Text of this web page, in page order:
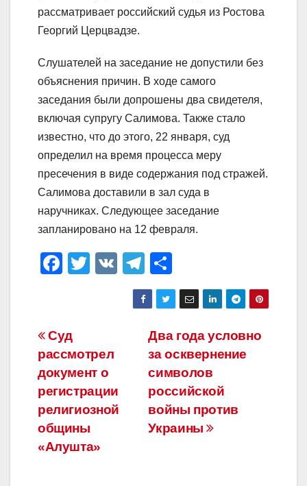
рассматривает российский судья из Ростова
Георгий Церцвадзе.
Слушателей на заседание не допустили без
объяснения причин. В ходе самого
заседания были допрошены два свидетеля,
включая супругу Салимова. Также стало
известно, что до этого, 22 января, суд
определил на время процесса меру
пресечения в виде содержания под стражей.
Салимова доставили в зал суда в
наручниках. Следующее заседание
запланировано на 12 февраля.
F
e
b
o
o
k
T
V
T
el
e
gr
a
m
тп
р
а
в
и
ть
Навигация
по
записям
Два года условно
за осквернение
символов
российской
войны против
Украины
Суд
рассмотрел
документ о
регистрации
религиозной
общины
«Алушта»